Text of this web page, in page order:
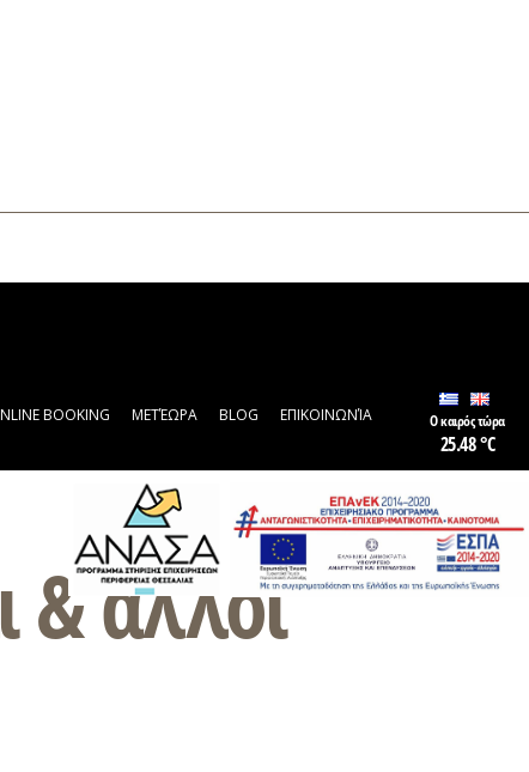
BOOKING ΜΕΤΈΩΡΑ BLOG ΕΠΙΚΟΙΝΩΝΊΑ Ο καιρός τώρα
25.48 °C
& άλλοι